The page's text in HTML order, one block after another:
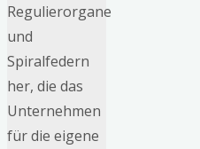
Regulierorgane
und
Spiralfedern
her, die das
Unternehmen
für die eigene